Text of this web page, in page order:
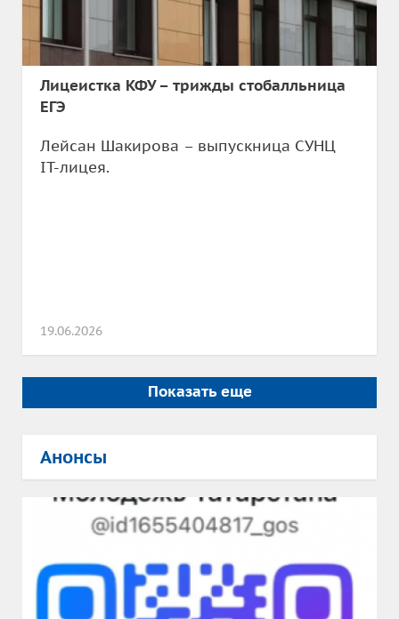
Лицеистка КФУ – трижды стобалльница
ЕГЭ
Лейсан Шакирова – выпускница СУНЦ
IT-лицея.
19.06.2026
Показать еще
Анонсы